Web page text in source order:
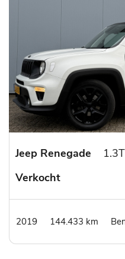
Jeep Renegade
Verkocht
2019 144.433 km